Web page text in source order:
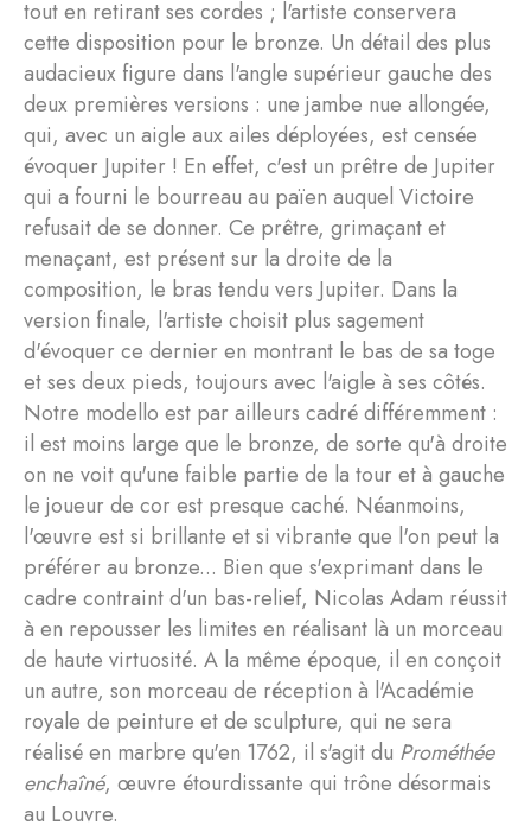
tout en retirant ses cordes ; l'artiste conservera
cette disposition pour le bronze. Un détail des plus
audacieux figure dans l'angle supérieur gauche des
deux premières versions : une jambe nue allongée,
qui, avec un aigle aux ailes déployées, est censée
évoquer Jupiter ! En effet, c'est un prêtre de Jupiter
qui a fourni le bourreau au païen auquel Victoire
refusait de se donner. Ce prêtre, grimaçant et
menaçant, est présent sur la droite de la
composition, le bras tendu vers Jupiter. Dans la
version finale, l'artiste choisit plus sagement
d'évoquer ce dernier en montrant le bas de sa toge
et ses deux pieds, toujours avec l'aigle à ses côtés.
Notre modello est par ailleurs cadré différemment :
il est moins large que le bronze, de sorte qu'à droite
on ne voit qu'une faible partie de la tour et à gauche
le joueur de cor est presque caché. Néanmoins,
l'œuvre est si brillante et si vibrante que l'on peut la
préférer au bronze... Bien que s'exprimant dans le
cadre contraint d'un bas-relief, Nicolas Adam réussit
à en repousser les limites en réalisant là un morceau
de haute virtuosité. A la même époque, il en conçoit
un autre, son morceau de réception à l'Académie
royale de peinture et de sculpture, qui ne sera
réalisé en marbre qu'en 1762, il s'agit du Prométhée
enchaîné, œuvre étourdissante qui trône désormais
au Louvre.